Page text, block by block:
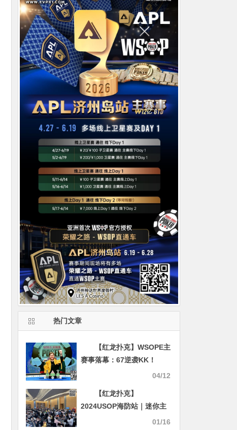
热门文章
【红龙扑克】WSOPE主
赛事落幕：67逆袭KK！
Kudzmanas豪夺200万欧创
04/12
【红龙扑克】
2024USOP海防站｜迷你主
赛1119人参赛32名中国选手
01/16